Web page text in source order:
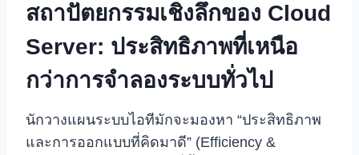
สถาปัตยกรรมเชิงลึกของ Cloud
Server: ประสิทธิภาพที่เหนือ
กว่าการจำลองระบบทั่วไป
นักวางแผนระบบไอทีมักจะมองหา “ประสิทธิภาพ
และการออกแบบที่คิดมาดี” (Efficiency &